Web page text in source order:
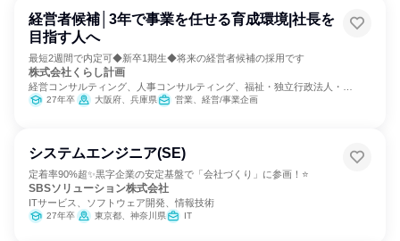
経営者候補│3年で事業を任せる育成環境|社長を
目指す人へ
最短2週間で内定可◆新卒1期生◆将来の経営者候補の採用です
株式会社くらし計画
経営コンサルティング、人事コンサルティング、福祉・独立行政法人・
NGO・NPO
27年卒 大阪府、兵庫県 営業、経営/事業企画
システムエンジニア(SE)
定着率90%超✨黒字企業の安定基盤で「会社づくり」に参画！⭐
SBSソリューション株式会社
ITサービス、ソフトウェア開発、情報技術
27年卒 東京都、神奈川県 IT